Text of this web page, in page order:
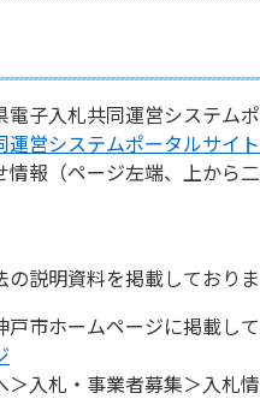
電子入札共同運営システム
営システムポータルサイ
情報（ページ左端、上から
説明資料を掲載しており
戸市ホームページに掲載し
＞入札・事業者募集＞入札